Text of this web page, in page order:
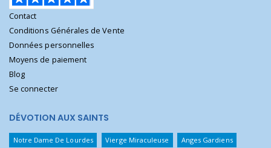
Contact
Conditions Générales de Vente
Données personnelles
Moyens de paiement
Blog
Se connecter
DÉVOTION AUX SAINTS
Notre Dame De Lourdes Vierge Miraculeuse Anges Gardiens